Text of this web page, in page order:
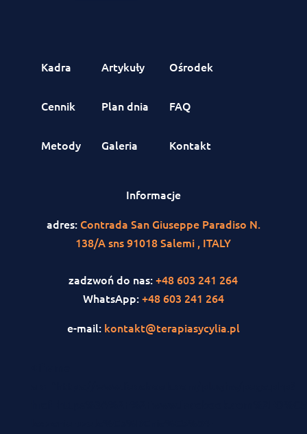
Kadra Artykuły Ośrodek
Cennik Plan dnia FAQ
Metody Galeria Kontakt
Informacje
adres: Contrada San Giuseppe Paradiso N.
138/A sns 91018 Salemi , ITALY
zadzwoń do nas:+48 603 241 264
WhatsApp:+48 603 241 264
e-mail: kontakt@terapiasycylia.pl